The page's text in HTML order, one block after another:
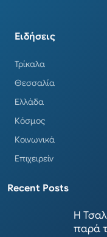
Ειδήσεις
Τρίκαλα
Θεσσαλία
Ελλάδα
Κόσμος
Κοινωνικά
Επιχειρείν
Recent Posts
Η
παρά